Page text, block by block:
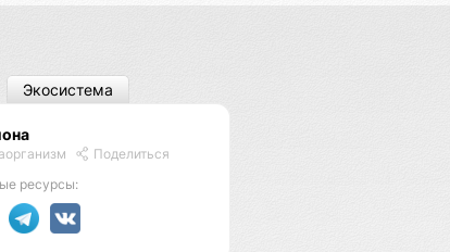
Поделиться
ресурсы:
Экосистема